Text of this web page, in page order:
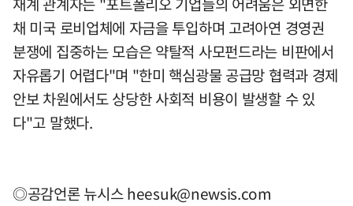
채 미국 로비업체에 자금을 투입하며 고려아연 경영권
분쟁에 집중하는 모습은 약탈적 사모펀드라는 비판에서
자유롭기 어렵다"며 "한미 핵심광물 공급망 협력과 경제
안보 차원에서도 상당한 사회적 비용이 발생할 수 있
다"고 말했다.
◎공감언론 뉴시스heesuk@newsis.com